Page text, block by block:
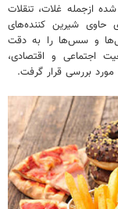
ازجمله غلات، تنقلات
حاوی شیرین کننده‌های
و سس‌ها را به دقت
اجتماعی و اقتصادی،
بررسی قرار گرفت.